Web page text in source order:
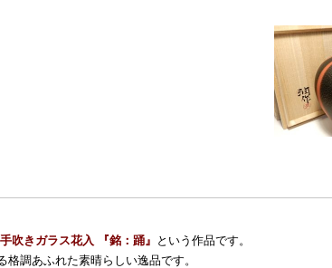
吹きガラス花入 『銘：踊』 という作品です。
調あふれた素晴らしい逸品です。